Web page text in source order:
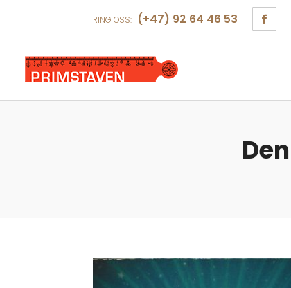
RING OSS: (+47) 92 64 46 53